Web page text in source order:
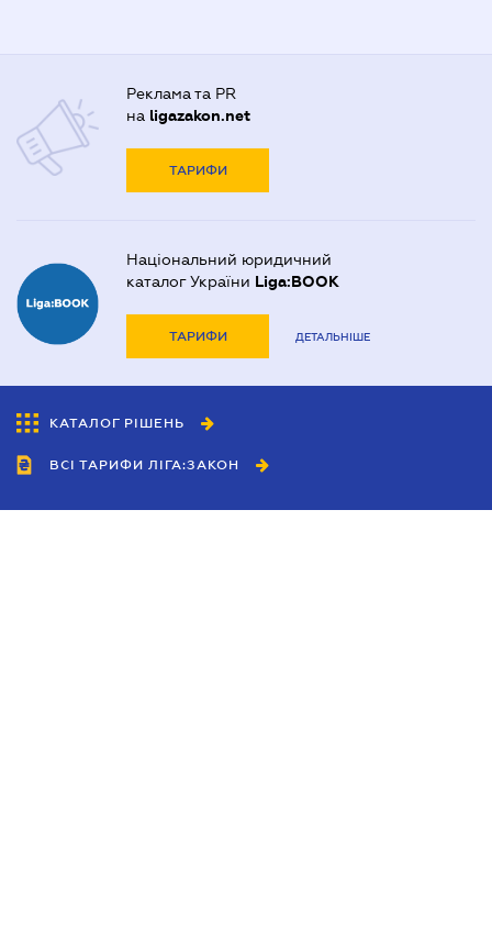
Реклама та PR
на ligazakon.net
ТАРИФИ
Національний юридичний
каталог України Liga:BOOK
ТАРИФИ ДЕТАЛЬНІШЕ
КАТАЛОГ РІШЕНЬ
ВСІ ТАРИФИ ЛІГА:ЗАКОН